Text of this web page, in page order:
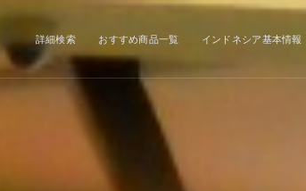
詳細検索 おすすめ商品一覧 インドネシア基本情報